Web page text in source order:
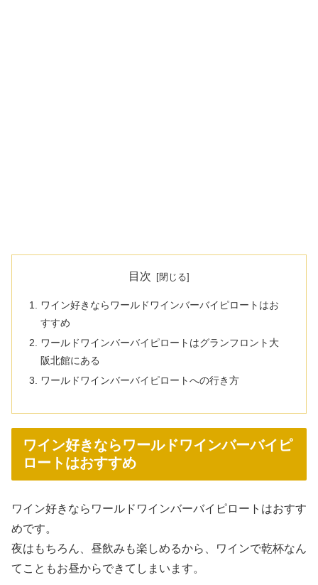
目次
ワイン好きならワールドワインバーバイピロートはお
すすめ
ワールドワインバーバイピロートはグランフロント大
阪北館にある
ワールドワインバーバイピロートへの行き方
ワイン好きならワールドワインバーバイピ
ロートはおすすめ
ワイン好きならワールドワインバーバイピロートはおすす
めです。
夜はもちろん、昼飲みも楽しめるから、ワインで乾杯なん
てこともお昼からできてしまいます。